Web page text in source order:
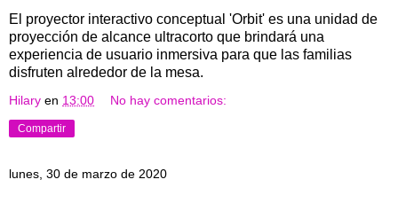
El proyector interactivo conceptual 'Orbit' es una unidad de
proyección de alcance ultracorto que brindará una
experiencia de usuario inmersiva para que las familias
disfruten alrededor de la mesa.
Hilary en 13:00 No hay comentarios:
Compartir
lunes, 30 de marzo de 2020